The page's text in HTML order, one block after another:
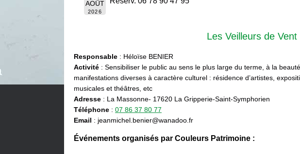
AOÛT
2026
Les Veilleurs de Vent
Responsable : Héloïse BENIER
Activité : Sensibiliser le public au sens le plus large du terme, à la
manifestations diverses à caractère culturel : résidence d’artistes,
musicales et théâtres, etc
Adresse : La Massonne- 17620 La Gripperie-Saint-Symphorien
Téléphone : 07 86 37 80 77
Email : jeanmichel.benier@wanadoo.fr
Événements organisés par Couleurs Patrimoine :